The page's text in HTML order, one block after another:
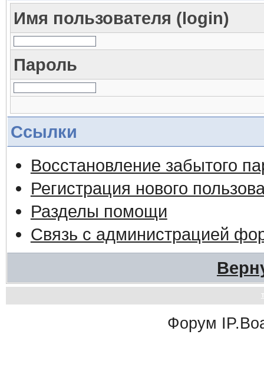
Имя пользователя (login)
Пароль
Ссылки
Восстановление забытого
Регистрация нового
Разделы помощи
Связь с администрацией
Форум